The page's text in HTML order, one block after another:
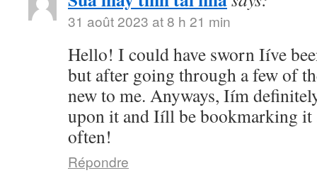
31 août 2023 at 8 h 21 min
Hello! I could have sworn Iíve
but after going through a few of
new to me. Anyways, Iím
upon it and Iíll be bookmarking it
often!
Répondre